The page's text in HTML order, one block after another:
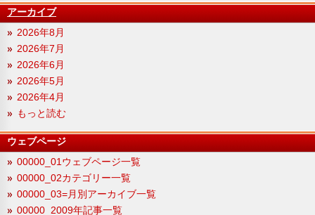
アーカイブ
2026年8月
2026年7月
2026年6月
2026年5月
2026年4月
もっと読む
ウェブページ
00000_01ウェブページ一覧
00000_02カテゴリー一覧
00000_03=月別アーカイブ一覧
00000_2009年記事一覧